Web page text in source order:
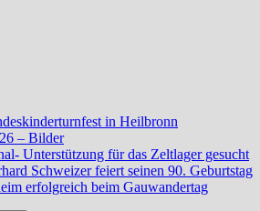
in Heilbronn
– Bilder
Unterstützung für das Zeltlager gesucht
Schweizer feiert seinen 90. Geburtstag
erfolgreich beim Gauwandertag